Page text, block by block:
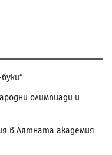
олимпиади и
в Лятната академия